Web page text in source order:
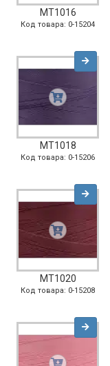
MT1016
Код товара: 0-15204
MT1018
Код товара: 0-15206
MT1020
Код товара: 0-15208